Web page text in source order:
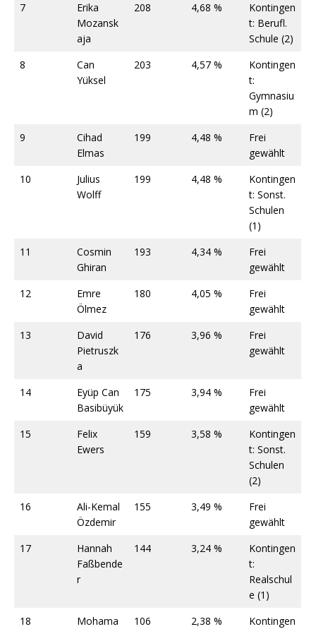
7
Erika
Mozansk
aja
208 4,68 %
Kontingen
t: Berufl.
Schule (2)
8
Can
Yüksel
203 4,57 %
Kontingen
t:
Gymnasiu
m (2)
9
Cihad
Elmas
199 4,48 %
Frei
gewählt
10
Julius
Wolff
199 4,48 %
Kontingen
t: Sonst.
Schulen
(1)
11
Cosmin
Ghiran
193 4,34 %
Frei
gewählt
12
Emre
Ölmez
180 4,05 %
Frei
gewählt
13
David
Pietruszk
a
176 3,96 %
Frei
gewählt
14
Eyüp Can
Basibüyük
175 3,94 %
Frei
gewählt
15
Felix
Ewers
159 3,58 %
Kontingen
t: Sonst.
Schulen
(2)
16
Ali-Kemal
Özdemir
155 3,49 %
Frei
gewählt
17
Hannah
Faßbende
r
144 3,24 %
Kontingen
t:
Realschul
e (1)
18
Mohama
106 2,38 %
Kontingen